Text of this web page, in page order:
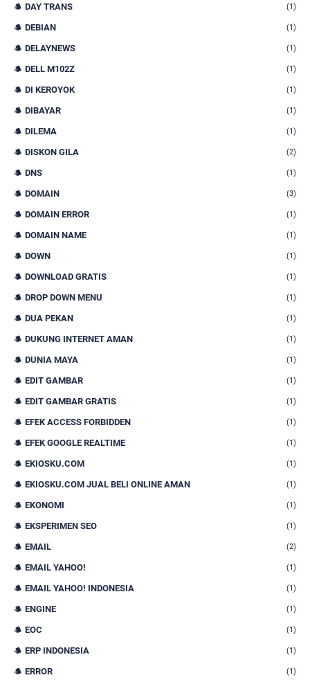
DAY TRANS (1)
DEBIAN (1)
DELAYNEWS (1)
DELL M102Z (1)
DI KEROYOK (1)
DIBAYAR (1)
DILEMA (1)
DISKON GILA (2)
DNS (1)
DOMAIN (3)
DOMAIN ERROR (1)
DOMAIN NAME (1)
DOWN (1)
DOWNLOAD GRATIS (1)
DROP DOWN MENU (1)
DUA PEKAN (1)
DUKUNG INTERNET AMAN (1)
DUNIA MAYA (1)
EDIT GAMBAR (1)
EDIT GAMBAR GRATIS (1)
EFEK ACCESS FORBIDDEN (1)
EFEK GOOGLE REALTIME (1)
EKIOSKU.COM (1)
EKIOSKU.COM JUAL BELI ONLINE AMAN (1)
EKONOMI (1)
EKSPERIMEN SEO (1)
EMAIL (2)
EMAIL YAHOO! (1)
EMAIL YAHOO! INDONESIA (1)
ENGINE (1)
EOC (1)
ERP INDONESIA (1)
ERROR (1)